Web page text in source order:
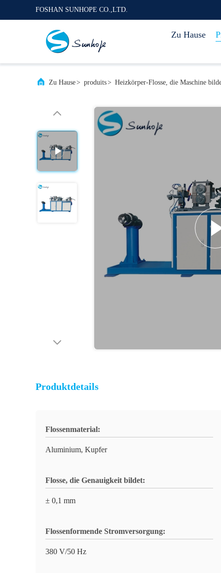
FOSHAN SUNHOPE CO.,LTD.
Zu Hause
Zu Hause> produits> Heizkörper-Flosse, die Maschine
Produktdetails
Flossenmaterial:
Aluminium, Kupfer
Flosse, die Genauigkeit bildet:
± 0,1 mm
Flossenformende Stromversorgung:
380 V/50 Hz